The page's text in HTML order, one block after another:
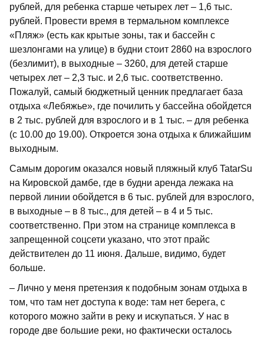
рублей, для ребенка старше четырех лет – 1,6 тыс.
рублей. Провести время в термальном комплексе
«Пляж» (есть как крытые зоны, так и бассейн с
шезлонгами на улице) в будни стоит 2860 на взрослого
(безлимит), в выходные – 3260, для детей старше
четырех лет – 2,3 тыс. и 2,6 тыс. соответственно.
Пожалуй, самый бюджетный ценник предлагает база
отдыха «Лебяжье», где почилить у бассейна обойдется
в 2 тыс. рублей для взрослого и в 1 тыс. – для ребенка
(с 10.00 до 19.00). Откроется зона отдыха к ближайшим
выходным.
Самым дорогим оказался новый пляжный клуб TatarSu
на Кировской дамбе, где в будни аренда лежака на
первой линии обойдется в 6 тыс. рублей для взрослого,
в выходные – в 8 тыс., для детей – в 4 и 5 тыс.
соответственно. При этом на странице комплекса в
запрещенной соцсети указано, что этот прайс
действителен до 11 июня. Дальше, видимо, будет
больше.
– Лично у меня претензия к подобным зонам отдыха в
том, что там нет доступа к воде: там нет берега, с
которого можно зайти в реку и искупаться. У нас в
городе две большие реки, но фактически осталось